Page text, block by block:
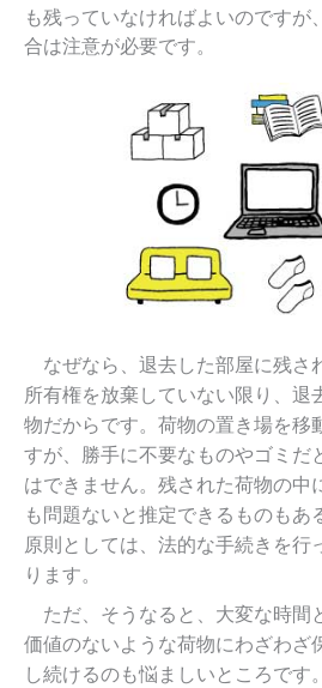
も残っていなければよいのですが
合は注意が必要です。
なぜなら、退去した部屋に残さ
所有権を放棄していない限り、退
物だからです。荷物の置き場を移
すが、勝手に不要なものやゴミだ
はできません。残された荷物の中
も問題ないと推定できるものもあ
原則としては、法的な手続きを行
ります。
ただ、そうなると、大変な時間
価値のないような荷物にわざわざ
し続けるのも悩ましいところです。